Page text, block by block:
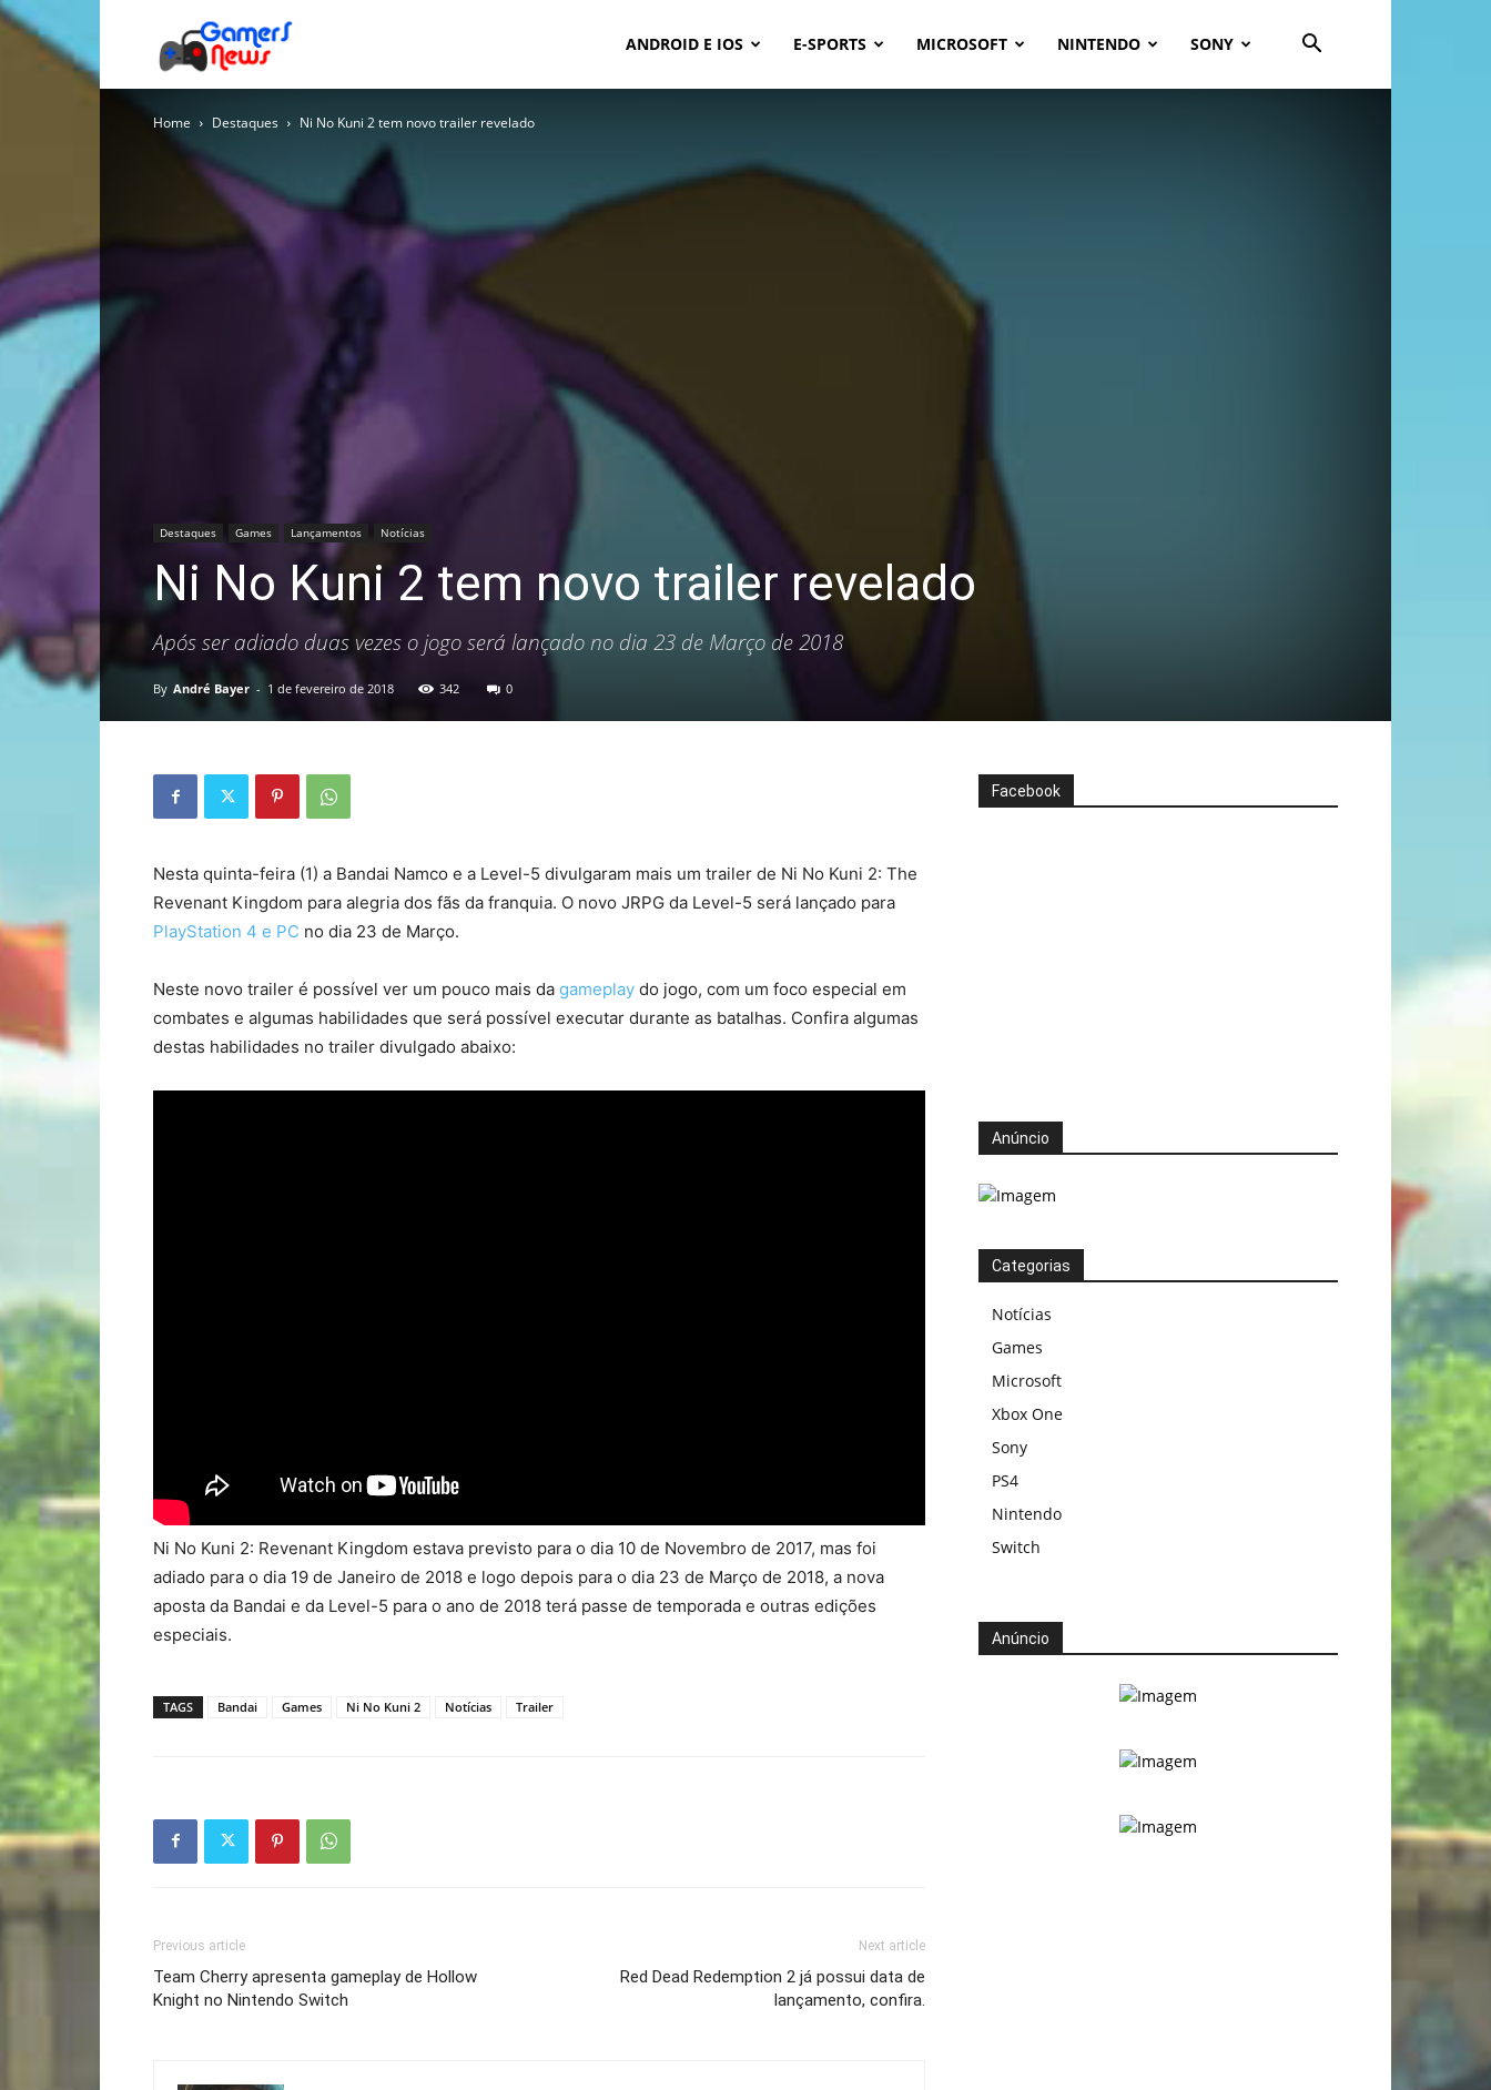
News
ANDROID E IOS E-SPORTS MICROSOFT NINTENDO SONY
Home Destaques Ni No Kuni 2 tem novo trailer revelado
Destaques Games Lançamentos Notícias
Ni No Kuni 2 tem novo trailer revelado
Após ser adiado duas vezes o jogo será lançado no dia 23 de Março de 2018
By André Bayer - 1 de fevereiro de 2018 342 0
Nesta quinta-feira (1) a Bandai Namco e a Level-5 divulgaram mais um trailer de Ni No Kuni 2: The
Revenant Kingdom para alegria dos fãs da franquia. O novo JRPG da Level-5 será lançado para
PlayStation 4 e PC no dia 23 de Março.
Neste novo trailer é possível ver um pouco mais da gameplay do jogo, com um foco especial em
combates e algumas habilidades que será possível executar durante as batalhas. Confira algumas
destas habilidades no trailer divulgado abaixo:
Ni No Kuni 2: Revenant Kingdom estava previsto para o dia 10 de Novembro de 2017, mas foi
adiado para o dia 19 de Janeiro de 2018 e logo depois para o dia 23 de Março de 2018, a nova
aposta da Bandai e da Level-5 para o ano de 2018 terá passe de temporada e outras edições
especiais.
TAGS Bandai Games Ni No Kuni 2 Notícias Trailer
Previous article
Team Cherry apresenta gameplay de Hollow
Knight no Nintendo Switch
Next article
Red Dead Redemption 2 já possui data de
lançamento, confira.
Facebook
Anúncio
Categorias
Notícias
Games
Microsoft
Xbox One
Sony
PS4
Nintendo
Switch
Anúncio